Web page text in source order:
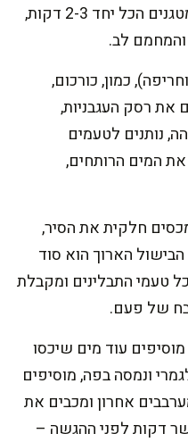
אותו, הוא יעניק טעם רענן. מטגנים הכל יחד 2-3 דקות,
לב.
כמון, כורכום,
את רסק העגבניות,
נותנים לטעמים
המים הרותחים,
חלקית את הסיר,
הארוך הוא סוד
טעמי התבלינים ומקבלת
של פעם.
עוד מים שיכסו
ונמסה בפה, מוסיפים
אחרון ומכבים את
דקות לפני ההגשה –